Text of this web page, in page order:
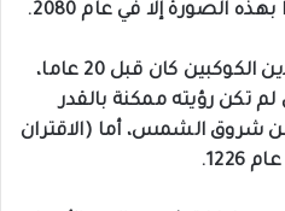
الصورة إلا في عام 2080.
وأضاف أن الاقتران الأخير لهذين الكوكبين كان قبل 20 عاما،
في عام 2000، ولكن لم تكن رؤيته ممكنة بالقدر
شروق الشمس، أما (الاقتران